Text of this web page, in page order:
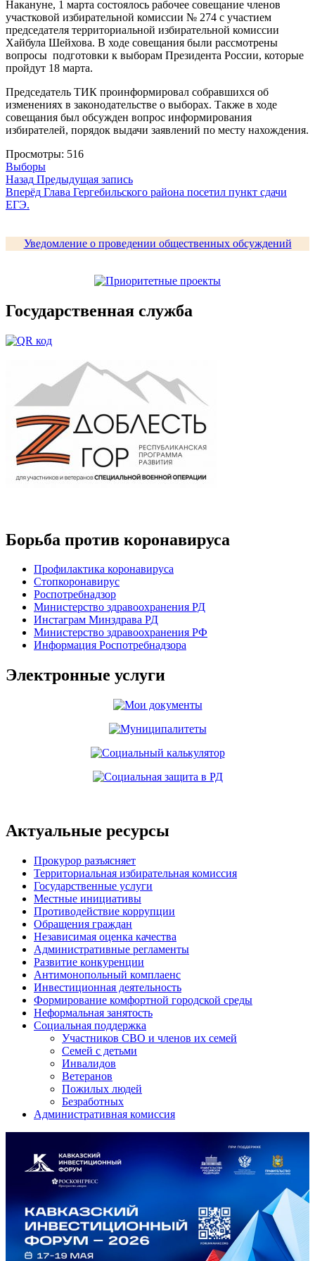
Накануне, 1 марта состоялось рабочее совещание членов
участковой избирательной комиссии № 274 с участием
председателя территориальной избирательной комиссии
Хайбула Шейхова. В ходе совещания были рассмотрены
вопросы подготовки к выборам Президента России, которые
пройдут 18 марта.
Председатель ТИК проинформировал собравшихся об
изменениях в законодательстве о выборах. Также в ходе
совещания был обсужден вопрос информирования
избирателей, порядок выдачи заявлений по месту нахождения.
Просмотры: 516
Выборы
Навигация
по
Назад Предыдущая
запись:
Предыдущая запись
Вперёд Следующая
Глава Гергебильского района посетил пункт сдачи
ЕГЭ.
Уведомление о проведении общественных обсуждений
Государственная служба
Борьба против коронавируса
Профилактика коронавируса
Стопкоронавирус
Роспотребнадзор
Министерство здравоохранения РД
Инстаграм Минздрава РД
Министерство здравоохранения РФ
Информация Роспотребнадзора
Электронные услуги
Актуальные ресурсы
Прокурор разъясняет
Территориальная избирательная комиссия
Государственные услуги
Местные инициативы
Противодействие коррупции
Обращения граждан
Независимая оценка качества
Административные регламенты
Развитие конкуренции
Антимонопольный комплаенс
Инвестиционная деятельность
Формирование комфортной городской среды
Неформальная занятость
Социальная поддержка
Участников СВО и членов их семей
Семей с детьми
Инвалидов
Ветеранов
Пожилых людей
Безработных
Административная комиссия